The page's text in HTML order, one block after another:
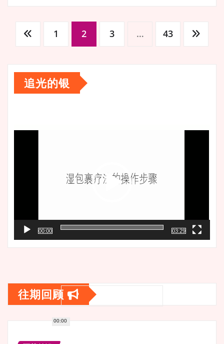
章
分
页
1 2 3 … 43
追光的银
频
00:00
00:00
03:29
往期回顾